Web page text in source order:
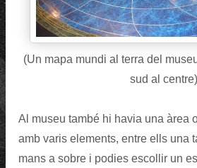
(Un mapa mundi al terra del
sud al centre)
Al museu també hi havia una àrea
amb varis elements, entre ells una
mans a sobre i podies escollir un